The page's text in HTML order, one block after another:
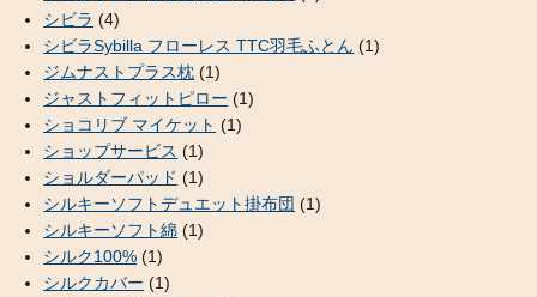
シビラ (4)
シビラSybilla フローレス TTC羽毛ふとん (1)
ジムナストプラス枕 (1)
ジャストフィットピロー (1)
ショコリブ マイケット (1)
ショップサービス (1)
ショルダーパッド (1)
シルキーソフトデュエット掛布団 (1)
シルキーソフト綿 (1)
シルク100% (1)
シルクカバー (1)